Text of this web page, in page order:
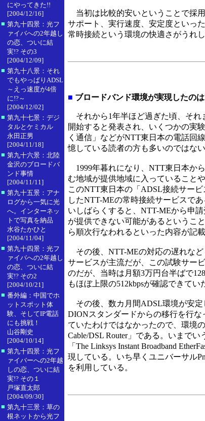
にやってきた!!
[2004/12/16]
■ 第九十四景：光フ
ァイバへの2年越し
の恋、ついに結
実!? その3
[2004/12/09]
■ 第九十八景：それ
でもやっぱりADSL
～えっ速度が4倍
に!?～
[2004/12/02]
■ 第九十七景：デジ
タルとケミカル
永田正男
[2004/11/18]
■ 第九十六景：北陸
金沢のブロードバ
ンド事情
[2004/11/11]
■ 第九十五景：アナ
ログから一気に光
へ。インターネッ
トで写真を納品
水谷たかひと
[2004/11/04]
■ 第九十四景：光フ
ァイバへの2年越し
の恋、ついに結
実!? その2
[2004/10/21]
■ 番外編：中国でホ
ットスポット体
験、そしてIP電話
にも挑戦！
山谷剛史
[2004/10/14]
■ 第九十四景：光フ
ァイバーへの2年越
しの恋、ついに結
実!? その１
戸塚直太郎
[2004/09/30]
■ 第九十三景：草の
根ネットから光フ
当初は比較的安いということで採
サポート、実行速度、安定度といっ
常時接続という環境の快適さがうれし
■ ブロードバンド環境が実現したのは
それから1年半ほど過ぎた頃、それ
開始すると発表され、いくつかの実
く通信」などがNTT東日本の電話回
憶している読者の方も多いのではない
1999年暮れになり、NTT東日本か
む地域が提供地域に入っていること
このNTT東日本の「ADSL接続サー
したNTT-MEの常時接続サービスで
いしばらくすると、NTT-MEから申
が提供できない可能があるというこ
ら順次行なわれるといった内容が記載
その後、NTT-MEの対応の遅れなど
サービスが主流だが、この試験サー
のだが、当時は月額3万円台半ばで
もほぼ上限の512kbpsが確認できてい
その後、数カ月間ADSL環境が安定
DIONスタンダードからの移行を行
ていたわけではなかったので、環境
Cable/DSL Router」である。いまで
「The Linksys Instant Broadband
現している。いち早くユニバーサル
を利用している。